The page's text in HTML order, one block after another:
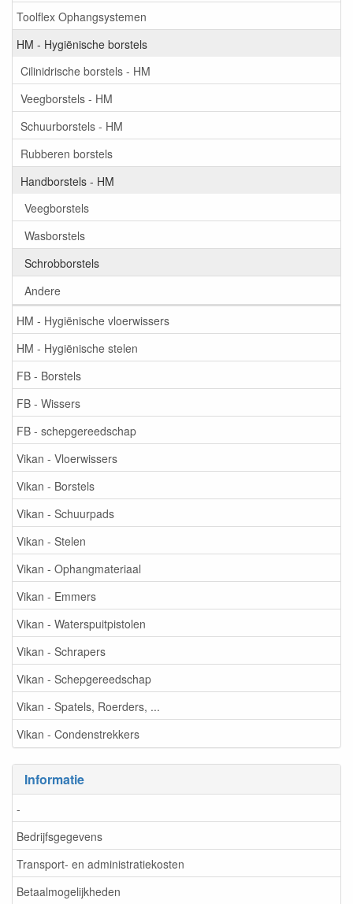
Toolflex Ophangsystemen
HM - Hygiënische borstels
Cilinidrische borstels - HM
Veegborstels - HM
Schuurborstels - HM
Rubberen borstels
Handborstels - HM
Veegborstels
Wasborstels
Schrobborstels
Andere
HM - Hygiënische vloerwissers
HM - Hygiënische stelen
FB - Borstels
FB - Wissers
FB - schepgereedschap
Vikan - Vloerwissers
Vikan - Borstels
Vikan - Schuurpads
Vikan - Stelen
Vikan - Ophangmateriaal
Vikan - Emmers
Vikan - Waterspuitpistolen
Vikan - Schrapers
Vikan - Schepgereedschap
Vikan - Spatels, Roerders, ...
Vikan - Condenstrekkers
Informatie
-
Bedrijfsgegevens
Transport- en administratiekosten
Betaalmogelijkheden